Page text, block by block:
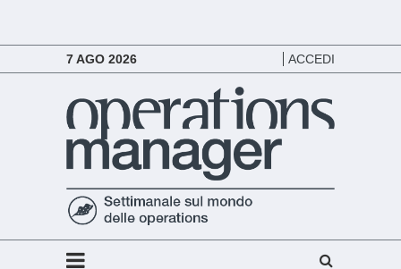
7 AGO 2026 ACCEDI